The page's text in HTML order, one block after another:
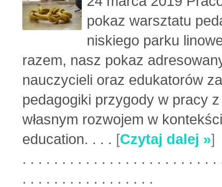
pokaz warsztatu
niskiego parku
razem, nasz pokaz
nauczycieli oraz edukatorów
pedagogiki przygody w pracy
własnym rozwojem w
education. . . . [Czytaj dalej »]
. . . . . . . . . . . . . . . . . . . . . . . .
. . . . . . . . . . . . . . . . .